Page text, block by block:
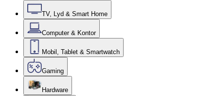
TV, Lyd & Smart Home
Computer & Kontor
Mobil, Tablet & Smartwatch
Gaming
Hardware